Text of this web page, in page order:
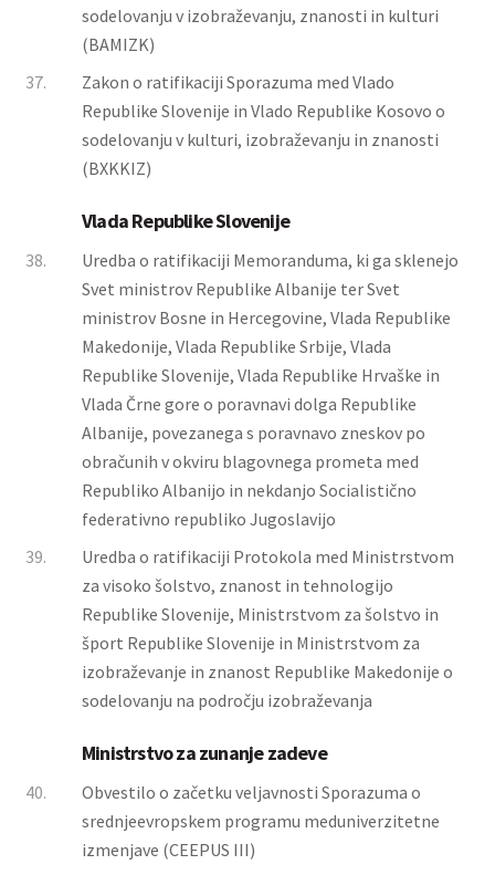
sodelovanju v izobraževanju, znanosti in kulturi
(BAMIZK)
37.
Zakon o ratifikaciji Sporazuma med Vlado
Republike Slovenije in Vlado Republike Kosovo o
sodelovanju v kulturi, izobraževanju in znanosti
(BXKKIZ)
Vlada Republike Slovenije
38.
Uredba o ratifikaciji Memoranduma, ki ga sklenejo
Svet ministrov Republike Albanije ter Svet
ministrov Bosne in Hercegovine, Vlada Republike
Makedonije, Vlada Republike Srbije, Vlada
Republike Slovenije, Vlada Republike Hrvaške in
Vlada Črne gore o poravnavi dolga Republike
Albanije, povezanega s poravnavo zneskov po
obračunih v okviru blagovnega prometa med
Republiko Albanijo in nekdanjo Socialistično
federativno republiko Jugoslavijo
39.
Uredba o ratifikaciji Protokola med Ministrstvom
za visoko šolstvo, znanost in tehnologijo
Republike Slovenije, Ministrstvom za šolstvo in
šport Republike Slovenije in Ministrstvom za
izobraževanje in znanost Republike Makedonije o
sodelovanju na področju izobraževanja
Ministrstvo za zunanje zadeve
40.
Obvestilo o začetku veljavnosti Sporazuma o
srednjeevropskem programu meduniverzitetne
izmenjave (CEEPUS III)